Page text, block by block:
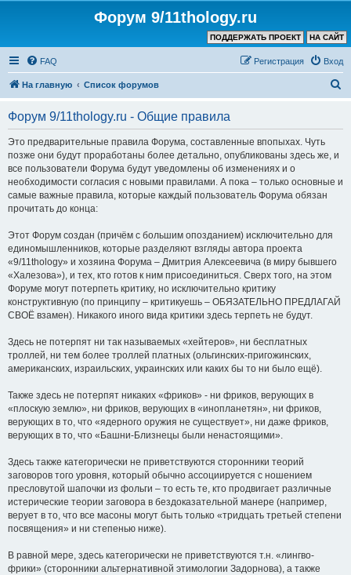
Форум 9/11thology.ru
НА САЙТ
ПОДДЕРЖАТЬ ПРОЕКТ
FAQ Вход
Регистрация
На главную Список форумов
Форум 9/11thology.ru - Общие правила
Это предварительные правила Форума, составленные впопыхах. Чуть
позже они будут проработаны более детально, опубликованы здесь же, и
все пользователи Форума будут уведомлены об изменениях и о
необходимости согласия с новыми правилами. А пока – только основные и
самые важные правила, которые каждый пользователь Форума обязан
прочитать до конца:
Этот Форум создан (причём с большим опозданием) исключительно для
единомышленников, которые разделяют взгляды автора проекта
«9/11thology» и хозяина Форума – Дмитрия Алексеевича (в миру бывшего
«Халезова»), и тех, кто готов к ним присоединиться. Сверх того, на этом
Форуме могут потерпеть критику, но исключительно критику
конструктивную (по принципу – критикуешь – ОБЯЗАТЕЛЬНО ПРЕДЛАГАЙ
СВОЁ взамен). Никакого иного вида критики здесь терпеть не будут.
Здесь не потерпят ни так называемых «хейтеров», ни бесплатных
троллей, ни тем более троллей платных (ольгинских-пригожинских,
американских, израильских, украинских или каких бы то ни было ещё).
Также здесь не потерпят никаких «фриков» - ни фриков, верующих в
«плоскую землю», ни фриков, верующих в «инопланетян», ни фриков,
верующих в то, что «ядерного оружия не существует», ни даже фриков,
верующих в то, что «Башни-Близнецы были ненастоящими».
Здесь также категорически не приветствуются сторонники теорий
заговоров того уровня, который обычно ассоциируется с ношением
пресловутой шапочки из фольги – то есть те, кто продвигает различные
истерические теории заговора в бездоказательной манере (например,
верует в то, что все масоны могут быть только «тридцать третьей степени
посвящения» и ни степенью ниже).
В равной мере, здесь категорически не приветствуются т.н. «лингво-
фрики» (сторонники альтернативной этимологии Задорнова), а также